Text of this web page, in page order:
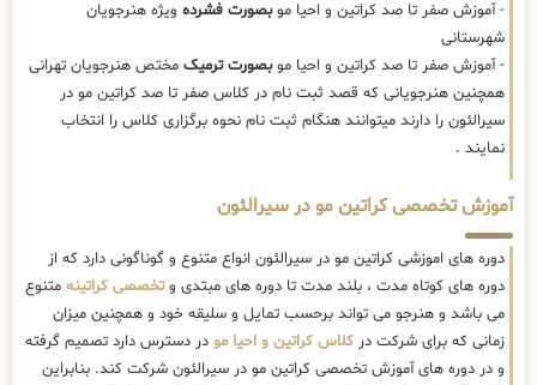
- آموزش صفر تا صد کراتین و احیا موبصورت فشرده ویژه هنرجویان
شهرستانی
- آموزش صفر تا صد کراتین و احیا موبصورت ترمیک مختص هنرجویان تهرانی
همچنین هنرجویانی که قصد ثبت نام در کلاس صفر تا صد کراتین مو در
سیرالئون را دارند میتوانند هنگام ثبت نام نحوه برگزاری کلاس را انتخاب
نمایند .
آموزش تخصصی کراتین مو در سیرالئون
دوره های اموزشی کراتین مو در سیرالئون انواع متنوع و گوناگونی دارد که از
دوره های کوتاه مدت ، بلند مدت تا دوره های مبتدی وتخصصی کراتینه متنوع
می باشد و هنرجو می تواند برحسب تمایل و سلیقه خود و همچنین میزان
زمانی که برای شرکت در کلاس کراتین و احیا مو در دسترس دارد تصمیم گرفته
و در دوره های آموزش تخصصی کراتین مو در سیرالئون شرکت کند. بنابراین